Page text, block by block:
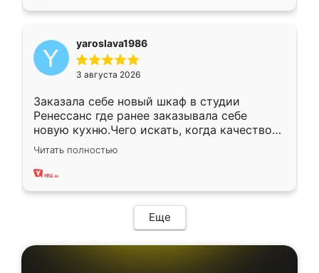
yaroslava1986
3 августа 2026
Заказала себе новый шкаф в студии
Ренессанс где ранее заказывала себе
новую кухню.Чего искать, когда качеством
вполне довольна. Служит кухня уже почти
два года, нареканий нет.
Читать полностью
Еще